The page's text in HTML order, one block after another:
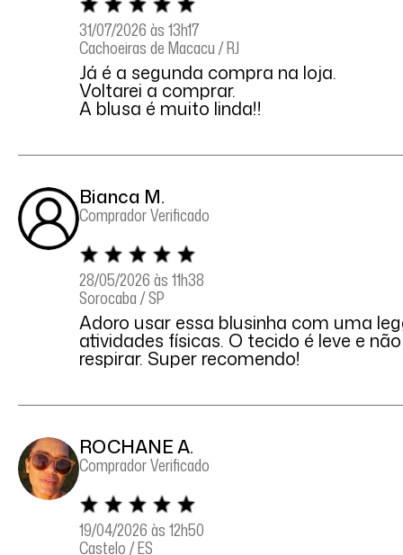
31/07/2026 às 13h17
Cachoeiras de Macacu / RJ
Já é a segunda compra na loja.
Voltarei a comprar.
A blusa é muito linda!!
Bianca M.
Comprador Verificado
28/05/2026 às 11h38
Sorocaba / SP
Adoro usar essa blusinha com uma
atividades físicas. O tecido é leve e
respirar. Super recomendo!
ROCHANE A.
Comprador Verificado
19/04/2026 às 12h50
Castelo / ES